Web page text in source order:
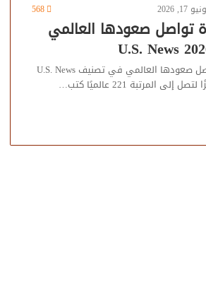
17, 2026
568
تواصل صعودها العالمي
جامعة القاهرة تواصل صعودها العالمي في تصنيف U.S. News